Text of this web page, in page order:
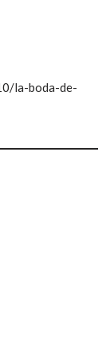
la-boda-de-